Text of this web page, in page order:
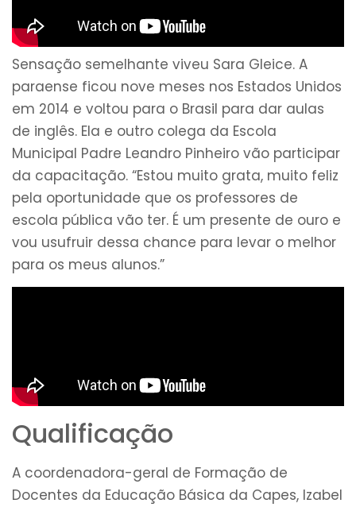
Sensação semelhante viveu Sara Gleice. A
paraense ficou nove meses nos Estados Unidos
em 2014 e voltou para o Brasil para dar aulas
de inglês. Ela e outro colega da Escola
Municipal Padre Leandro Pinheiro vão participar
da capacitação. “Estou muito grata, muito feliz
pela oportunidade que os professores de
escola pública vão ter. É um presente de ouro e
vou usufruir dessa chance para levar o melhor
para os meus alunos.”
Qualificação
A coordenadora-geral de Formação de
Docentes da Educação Básica da Capes, Izabel